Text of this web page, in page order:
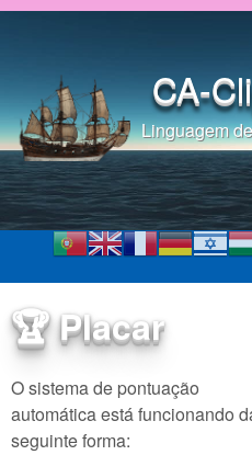
Pular para
CA-
Linguagem
🏆 Placar
O sistema de pontuação
automática está funcionando
seguinte forma: